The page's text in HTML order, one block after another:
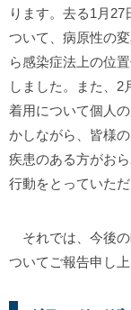
ります。去る1月
ついて、病原性の
ら感染症法上の位
しました。また、2
着用について個人
かしながら、皆様
疾患のある方がお
行動をとっていた
それでは、今後の
ついてご報告申し上